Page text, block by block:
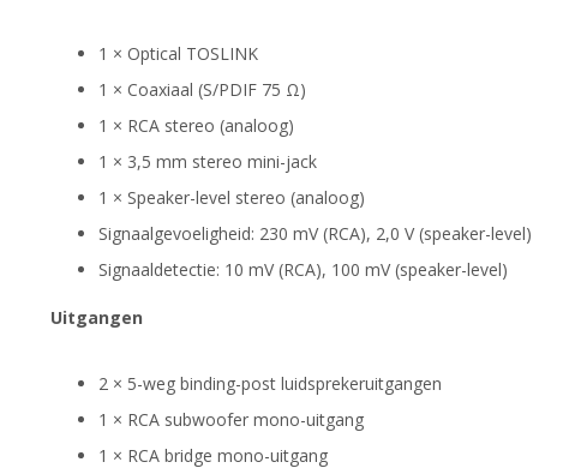
1 × Optical TOSLINK
1 × Coaxiaal (S/PDIF 75 Ω)
1 × RCA stereo (analoog)
1 × 3,5 mm stereo mini-jack
1 × Speaker-level stereo (analoog)
Signaalgevoeligheid: 230 mV (RCA), 2,0 V (speaker-level)
Signaaldetectie: 10 mV (RCA), 100 mV (speaker-level)
Uitgangen
2 × 5-weg binding-post luidsprekeruitgangen
1 × RCA subwoofer mono-uitgang
1 × RCA bridge mono-uitgang